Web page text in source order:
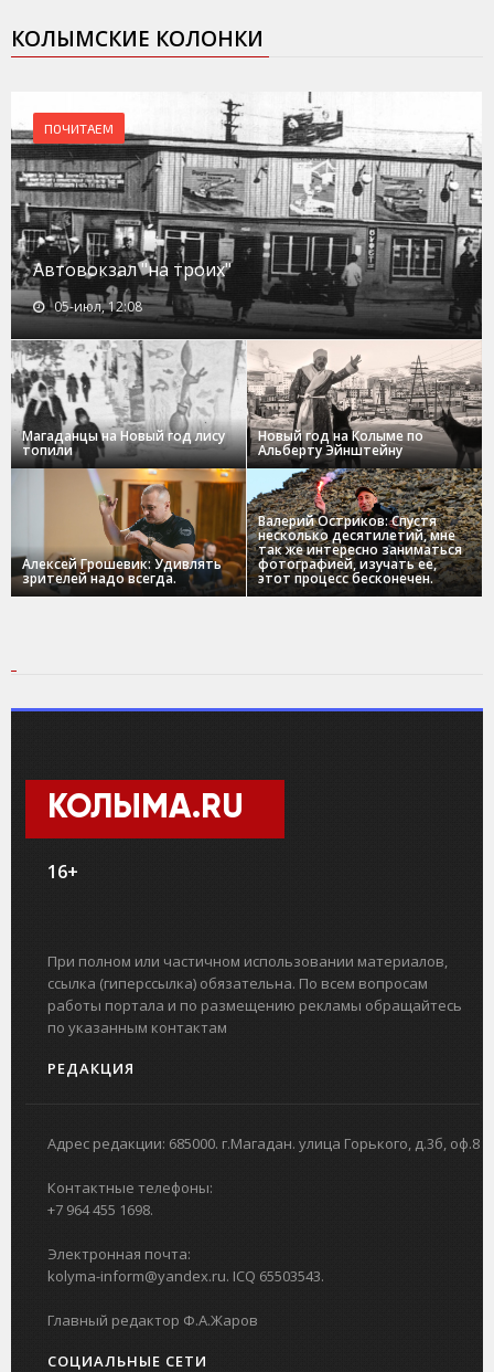
КОЛЫМСКИЕ КОЛОНКИ
ПОЧИТАЕМ
Автовокзал "на троих"
05-июл, 12:08
Магаданцы на Новый год лису
топили
Новый год на Колыме по
Альберту Эйнштейну
Алексей Грошевик: Удивлять
зрителей надо всегда.
Валерий Остриков: Спустя
несколько десятилетий, мне
так же интересно заниматься
фотографией, изучать ее,
этот процесс бесконечен.
КОЛЫМА.RU
16+
При полном или частичном использовании материалов,
ссылка (гиперссылка) обязательна. По всем вопросам
работы портала и по размещению рекламы обращайтесь
по указанным контактам
РЕДАКЦИЯ
Адрес редакции: 685000. г.Магадан. улица Горького, д.3б, оф.8
Контактные телефоны:
+7 964 455 1698.
Электронная почта:
kolyma-inform@yandex.ru. ICQ 65503543.
Главный редактор Ф.А.Жаров
СОЦИАЛЬНЫЕ СЕТИ